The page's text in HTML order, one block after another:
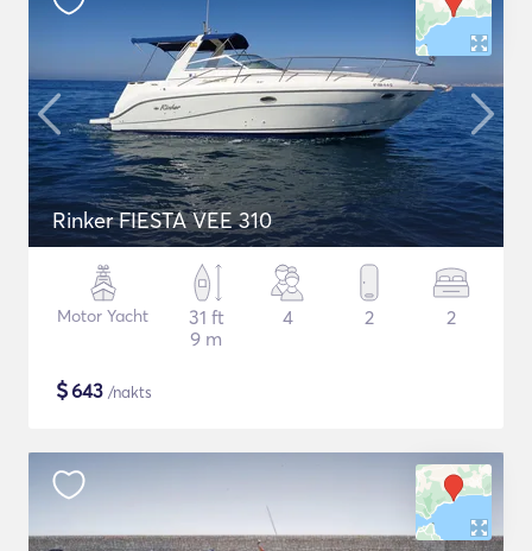
Rinker FIESTA VEE 310
Motor Yacht
31 ft
9 m
4 2 2
$643 /nakts